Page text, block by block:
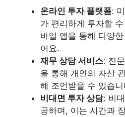
온라인 투자 플랫폼:
가 편리하게 투자할
바일 앱을 통해 다양
어요.
재무 상담 서비스: 전
을 통해 개인의 자산
해 조언받을 수 있습니
비대면 투자 상담: 비
공하며, 이는 시간과